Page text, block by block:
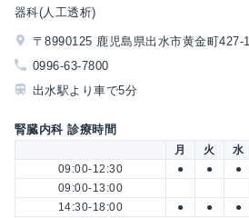
器科(人工透析)
〒8990125 鹿児島県出水市黄金町427-1
0996-63-7800
出水駅より車で5分
腎臓内科 診療時間
月 火 水
09:00-12:30
● ● ●
09:00-13:00
14:30-18:00
● ● ●